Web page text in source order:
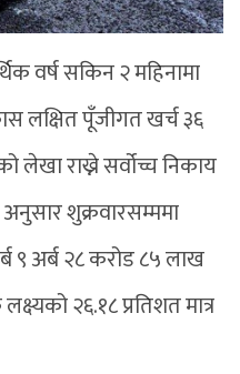
वर्ष सकिन २ महिनामा
लक्षित पूँजीगत खर्च ३६
लेखा राख्ने सर्वोच्च निकाय
शुक्रवारसम्ममा
९ अर्ब २८ करोड ८५ लाख
२६.१८ प्रतिशत मात्र